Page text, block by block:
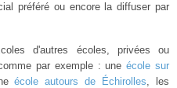
préféré ou encore la diffuser par
d'autres écoles, privées ou
par exemple : uneécole sur
école autours de Échirolles, les